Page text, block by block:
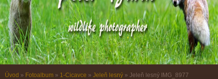
Úvod » Fotoalbum » 1-Cicavce » Jeleň lesný » Jeleň lesný IMG_8977